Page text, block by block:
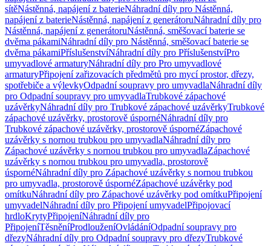
sítěNástěnná, napájení z baterieNáhradní díly pro Nástěnná,
napájení z baterieNástěnná, napájení z generátoruNáhradní díly pro
Nástěnná, napájení z generátoruNástěnná, směšovací baterie se
dvěma pákamiNáhradní díly pro Nástěnná, směšovací baterie se
dvěma pákamiPříslušenstvíNáhradní díly pro PříslušenstvíPro
umyvadlové armaturyNáhradní díly pro Pro umyvadlové
armaturyPřipojení zařizovacích předmětů pro mycí prostor, dřezy,
spotřebiče a výlevkyOdpadní soupravy pro umyvadlaNáhradní díly
pro Odpadní soupravy pro umyvadlaTrubkové zápachové
uzávěrkyNáhradní díly pro Trubkové zápachové uzávěrkyTrubkové
zápachové uzávěrky, prostorově úspornéNáhradní díly pro
Trubkové zápachové uzávěrky, prostorově úspornéZápachové
uzávěrky s nornou trubkou pro umyvadlaNáhradní díly pro
Zápachové uzávěrky s nornou trubkou pro umyvadlaZápachové
uzávěrky s nornou trubkou pro umyvadla, prostorově
úspornéNáhradní díly pro Zápachové uzávěrky s nornou trubkou
pro umyvadla, prostorově úspornéZápachové uzávěrky pod
omítkuNáhradní díly pro Zápachové uzávěrky pod omítkuPřipojení
umyvadelNáhradní díly pro Připojení umyvadelPřipojovací
hrdloKrytyPřipojeníNáhradní díly pro
PřipojeníTěsněníProdlouženíOvládáníOdpadní soupravy pro
dřezyNáhradní díly pro Odpadní soupravy pro dřezyTrubkové